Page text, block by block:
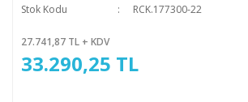
Stok Kodu
RCK.177300-22
27.741,87 TL + KDV
33.290,25 TL